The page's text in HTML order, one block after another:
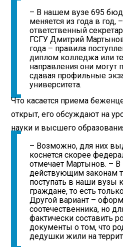
– В нашем вузе 695
меняется из года в год,
ответственный
ГСГУ Дмитрий
года – правила
диплом колледжа или
направления они могут
сдавая профильные
университета.
Что касается приема
открыт, его обсуждают на
науки и высшего
– Возможно, для них
коснется скорее
отмечает Мартынов. –
действующим законам
поступать в наши вузы
граждане, то есть
Другой вариант –
соотечественника, но
фактически составить
документы о том, что
дедушки жили на